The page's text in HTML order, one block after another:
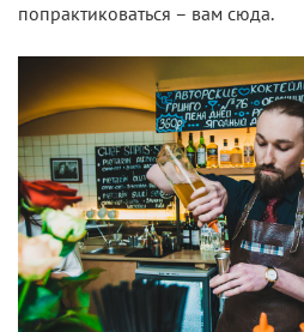
попрактиковаться – вам сюда.